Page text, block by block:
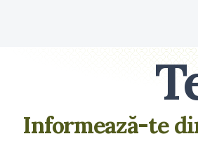
Informează-te